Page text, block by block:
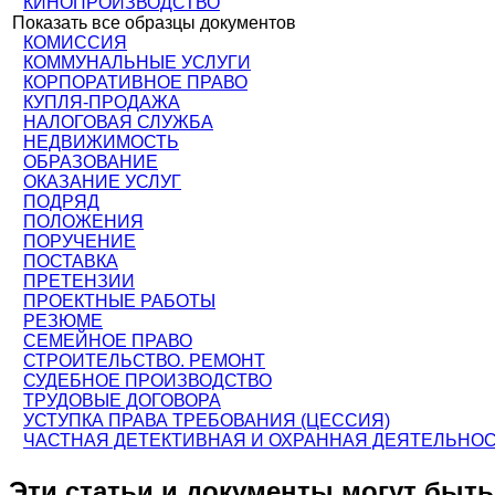
Показать все образцы документов
КОМИССИЯ
КОММУНАЛЬНЫЕ УСЛУГИ
КОРПОРАТИВНОЕ ПРАВО
КУПЛЯ-ПРОДАЖА
НАЛОГОВАЯ СЛУЖБА
НЕДВИЖИМОСТЬ
ОБРАЗОВАНИЕ
ОКАЗАНИЕ УСЛУГ
ПОДРЯД
ПОЛОЖЕНИЯ
ПОРУЧЕНИЕ
ПОСТАВКА
ПРЕТЕНЗИИ
ПРОЕКТНЫЕ РАБОТЫ
РЕЗЮМЕ
СЕМЕЙНОЕ ПРАВО
СТРОИТЕЛЬСТВО. РЕМОНТ
СУДЕБНОЕ ПРОИЗВОДСТВО
ТРУДОВЫЕ ДОГОВОРА
УСТУПКА ПРАВА ТРЕБОВАНИЯ (ЦЕССИЯ)
ЧАСТНАЯ ДЕТЕКТИВНАЯ И ОХРАННАЯ